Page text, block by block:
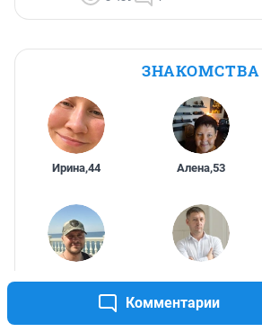
Комментарии
ЗНАКОМСТВА
Ирина,44 Алена,53